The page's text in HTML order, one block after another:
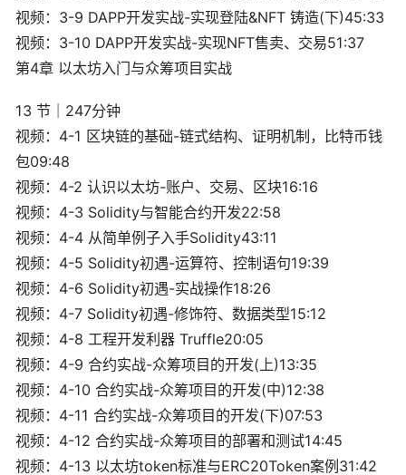
视频：3-9 DAPP开发实战-实现登陆&NFT 铸造(下)45:33
视频：3-10 DAPP开发实战-实现NFT售卖、交易51:37
第4章 以太坊入门与众筹项目实战
13 节｜247分钟
视频：4-1 区块链的基础-链式结构、证明机制，比特币钱
包09:48
视频：4-2 认识以太坊-账户、交易、区块16:16
视频：4-3 Solidity与智能合约开发22:58
视频：4-4 从简单例子入手Solidity43:11
视频：4-5 Solidity初遇-运算符、控制语句19:39
视频：4-6 Solidity初遇-实战操作18:26
视频：4-7 Solidity初遇-修饰符、数据类型15:12
视频：4-8 工程开发利器 Truffle20:05
视频：4-9 合约实战-众筹项目的开发(上)13:35
视频：4-10 合约实战-众筹项目的开发(中)12:38
视频：4-11 合约实战-众筹项目的开发(下)07:53
视频：4-12 合约实战-众筹项目的部署和测试14:45
视频：4-13 以太坊token标准与ERC20Token案例31:42